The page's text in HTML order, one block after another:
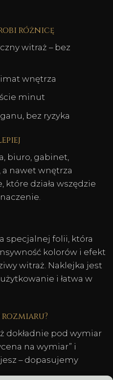
różnicę
witraż – bez
wnętrza
minut
bez ryzyka
biuro, gabinet,
a nawet wnętrza
które działa wszędzie
specjalnej folii, która
kolorów i efekt
witraż. Naklejka jest
i łatwa w
dokładnie pod wymiar
na wymiar” i
– dopasujemy